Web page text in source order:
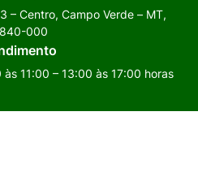
– Centro, Campo Verde – MT,
000
11:00 – 13:00 às 17:00 horas